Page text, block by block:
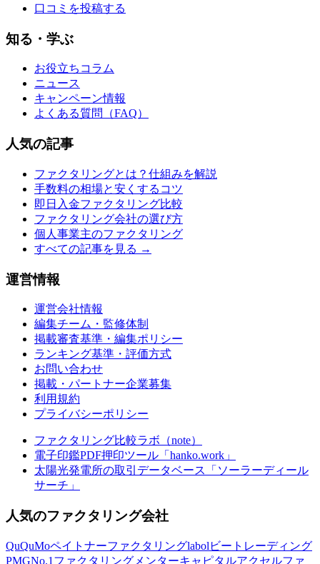
口コミを投稿する
知る・学ぶ
お役立ちコラム
ニュース
キャンペーン情報
よくある質問（FAQ）
人気の記事
ファクタリングとは？仕組みを解説
手数料の相場と安くするコツ
即日入金ファクタリング比較
ファクタリング会社の選び方
個人事業主のファクタリング
すべての記事を見る →
運営情報
運営会社情報
編集チーム・監修体制
掲載審査基準・編集ポリシー
ランキング基準・評価方式
お問い合わせ
掲載・パートナー企業募集
利用規約
プライバシーポリシー
ファクタリング比較ラボ（note）
電子印鑑PDF押印ツール「hanko.work」
太陽光発電所の取引データベース「ソーラーディール
サーチ」
人気のファクタリング会社
QuQuMoペイトナーファクタリングlabol ビートレーディング
PMGNo.1ファクタリング メンターキャピタルアクセルファ